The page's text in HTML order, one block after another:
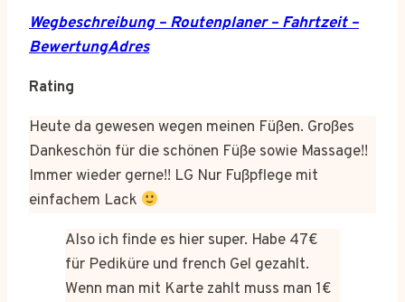
Wegbeschreibung – Routenplaner – Fahrtzeit –
BewertungAdres
Rating
Heute da gewesen wegen meinen Füßen. Großes
Dankeschön für die schönen Füße sowie Massage!!
Immer wieder gerne!! LG Nur Fußpflege mit
einfachem Lack
Also ich finde es hier super. Habe 47€
für Pediküre und french Gel gezahlt.
Wenn man mit Karte zahlt muss man 1€